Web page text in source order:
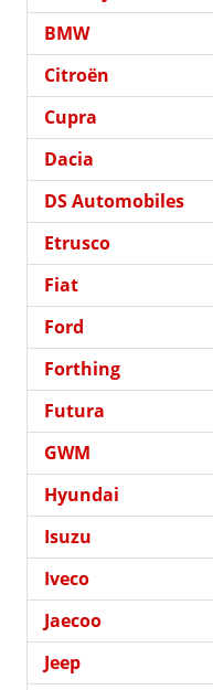
BMW
Citroën
Cupra
Dacia
DS Automobiles
Etrusco
Fiat
Ford
Forthing
Futura
GWM
Hyundai
Isuzu
Iveco
Jaecoo
Jeep